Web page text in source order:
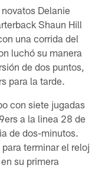
Delanie
Shaun Hill
una corrida del
luchó su manera
de dos puntos,
para la tarde.
con siete jugadas
a la linea 28 de
de dos-minutos.
terminar el reloj
su primera